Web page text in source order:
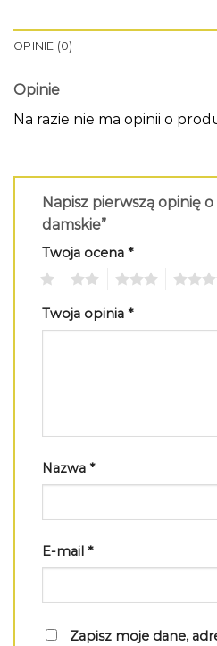
OPINIE (0)
Opinie
Na razie nie ma opinii o
Napisz pierwszą opinię
damskie”
Twoja ocena *
Twoja opinia *
Nazwa *
E-mail *
Zapisz moje dane,